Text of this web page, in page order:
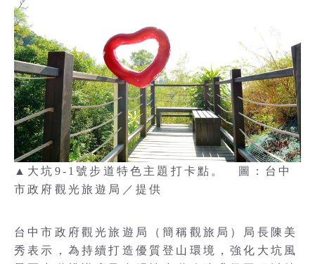
▲大坑9-1號步道特色主題打卡點。 圖：台中
市政府觀光旅遊局／提供
台中市政府觀光旅遊局（簡稱觀旅局）局長陳美
秀表示，為持續打造優質登山環境，強化大坑風